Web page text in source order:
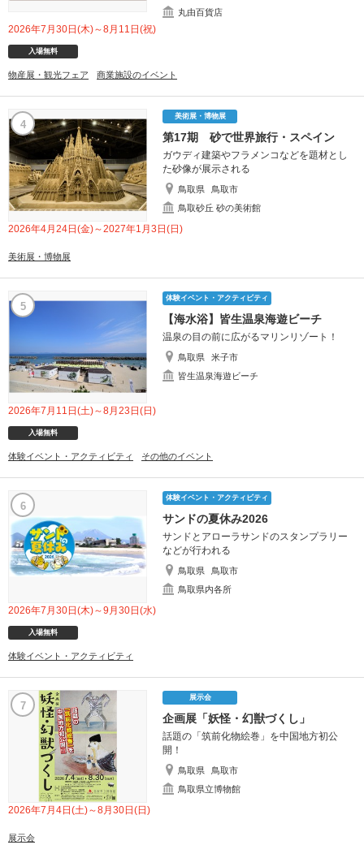
丸由百貨店
2026年7月30日(木)～8月11日(祝)
入場無料
物産展・観光フェア 商業施設のイベント
4
美術展・博物展
第17期 砂で世界旅行・スペイン
ガウディ建築やフラメンコなどを題材とし
た砂像が展示される
鳥取県
鳥取市
鳥取砂丘 砂の美術館
2026年4月24日(金)～2027年1月3日(日)
美術展・博物展
5
体験イベント・アクティビティ
【海水浴】皆生温泉海遊ビーチ
温泉の目の前に広がるマリンリゾート！
鳥取県
米子市
皆生温泉海遊ビーチ
2026年7月11日(土)～8月23日(日)
入場無料
体験イベント・アクティビティ その他のイベント
6
体験イベント・アクティビティ
サンドの夏休み2026
サンドとアローラサンドのスタンプラリー
などが行われる
鳥取県
鳥取市
鳥取県内各所
2026年7月30日(木)～9月30日(水)
入場無料
体験イベント・アクティビティ
7
展示会
企画展「妖怪・幻獣づくし」
話題の「筑前化物絵巻」を中国地方初公
開！
鳥取県
鳥取市
鳥取県立博物館
2026年7月4日(土)～8月30日(日)
展示会